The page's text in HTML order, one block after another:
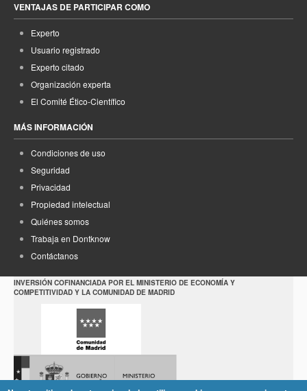
VENTAJAS DE PARTICIPAR COMO
Experto
Usuario registrado
Experto citado
Organización experta
El Comité Ético-Científico
MÁS INFORMACIÓN
Condiciones de uso
Seguridad
Privacidad
Propiedad intelectual
Quiénes somos
Trabaja en Dontknow
Contáctanos
INVERSIÓN COFINANCIADA POR EL MINISTERIO DE ECONOMÍA Y
COMPETITIVIDAD Y LA COMUNIDAD DE MADRID